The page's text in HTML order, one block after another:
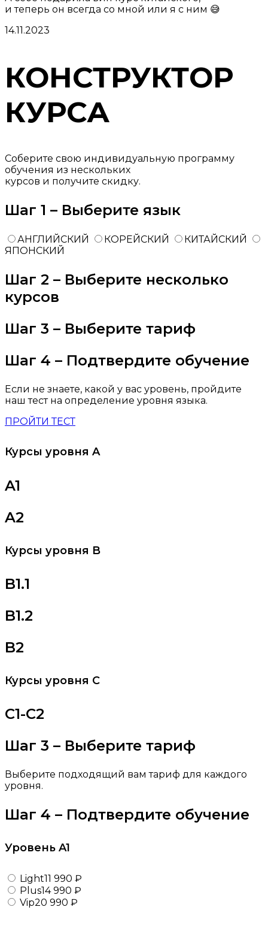
и теперь он всегда со мной или я с ним 😅
14.11.2023
КОНСТРУКТОР
КУРСА
Соберите свою индивидуальную программу
обучения из нескольких
курсов и получите скидку.
Шаг 1 – Выберите язык
АНГЛИЙСКИЙ КОРЕЙСКИЙ
КИТАЙСКИЙ
ЯПОНСКИЙ
Шаг 2 – Выберите несколько
курсов
Шаг 3 – Выберите тариф
Шаг 4 – Подтвердите обучение
Если не знаете, какой у вас уровень, пройдите
наш тест на определение уровня языка.
ПРОЙТИ ТЕСТ
Курсы уровня A
A1
A2
Курсы уровня B
B1.1
B1.2
B2
Курсы уровня C
C1-C2
Шаг 3 – Выберите тариф
Выберите подходящий вам тариф для каждого
уровня.
Шаг 4 – Подтвердите обучение
Уровень A1
Light11 990 ₽
Plus14 990 ₽
Vip20 990 ₽